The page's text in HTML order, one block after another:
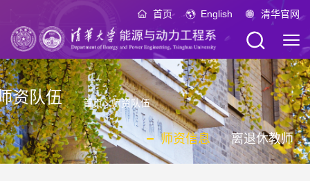
首页 English 清华官网
资队伍 首页›师资队伍
师资信息 离退休教师